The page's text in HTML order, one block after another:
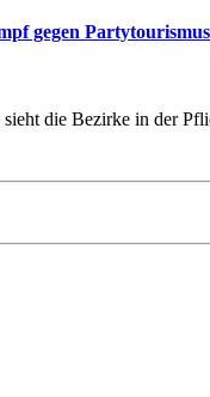
gegen
die Bezirke in der